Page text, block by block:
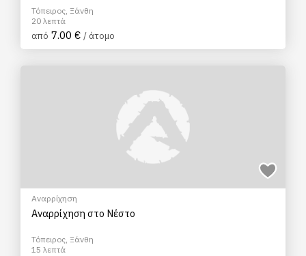
Τόπειρος, Ξάνθη
20 λεπτά
από 7.00 € / άτομο
Αναρρίχηση
Αναρρίχηση στο Νέστο
Τόπειρος, Ξάνθη
15 λεπτά